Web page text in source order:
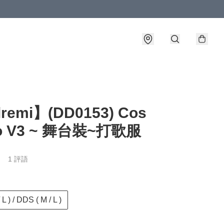
】(DD0153) Cos
V3 ~ 舞台裝~打歌服
1 評語
) / DDS ( M / L )